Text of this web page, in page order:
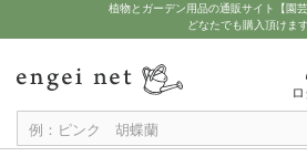
植物とガーデン用品の通販サイト【園
どなたでも購入頂けま